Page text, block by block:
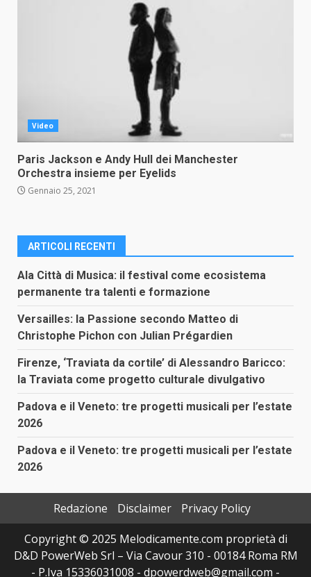
Video
Paris Jackson e Andy Hull dei Manchester
Orchestra insieme per Eyelids
Gennaio 25, 2021
ARTICOLI RECENTI
Ala Città di Musica: il festival come ecosistema
permanente tra talenti e formazione
Versailles: la Passione secondo Matteo di
Christophe Pichon con Julian Prégardien
Firenze, ‘Traviata da cortile’ di Alessandro Baricco:
la Traviata come progetto culturale divulgativo
Padova e il Veneto: tre progetti musicali per l’estate
2026
Padova e il Veneto: tre progetti musicali per l’estate
2026
Redazione Disclaimer
Privacy Policy
Copyright © 2025 Melodicamente.com proprietà di
D&D PowerWeb Srl – Via Cavour 310 - 00184 Roma RM
- P.Iva 15336031008 - dpowerdweb@gmail.com -